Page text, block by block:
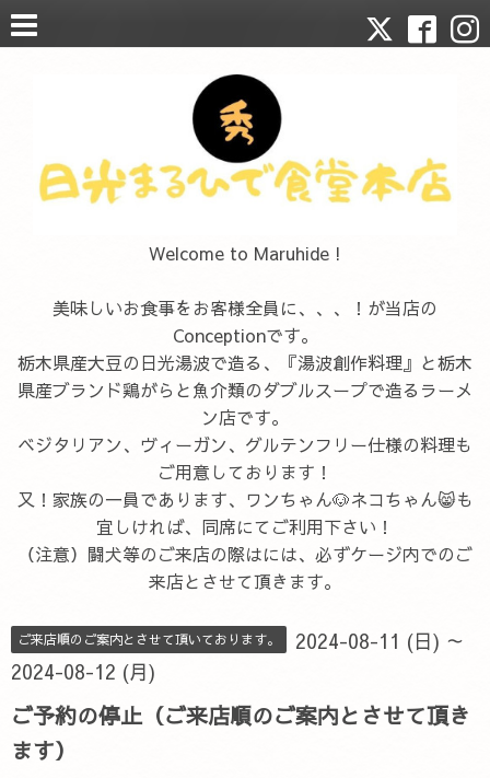
Welcome to Maruhide !
美味しいお食事をお客様全員に、、、！が当店の
Conceptionです。
栃木県産大豆の日光湯波で造る、『湯波創作料理』と栃木
県産ブランド鶏がらと魚介類のダブルスープで造るラーメ
ン店です。
ベジタリアン、ヴィーガン、グルテンフリー仕様の料理も
ご用意しております！
又！家族の一員であります、ワンちゃん🐶ネコちゃん😸も
宜しければ、同席にてご利用下さい！
（注意）闘犬等のご来店の際はには、必ずケージ内でのご
来店とさせて頂きます。
ご来店順のご案内とさせて頂いております。
2024-08-11 (日) ～
2024-08-12 (月)
ご予約の停止（ご来店順のご案内とさせて頂き
ます）